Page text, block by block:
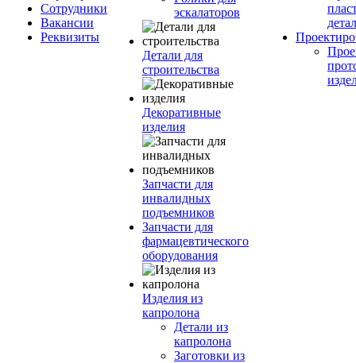
Сотрудники
Вакансии
Реквизиты
эскалаторов
Детали для
строительства
Декоративные
изделия
Запчасти для
инвалидных
подъемников
Запчасти для
фармацевтического
оборудования
Изделия из
капролона
Детали из
капролона
Заготовки из